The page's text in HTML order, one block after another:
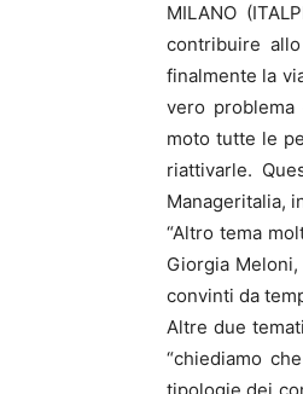
MILANO
contribuire
finalmente la
vero
moto tutte le
riattivarle.
Manageritalia,
“Altro tema
Giorgia
convinti da
Altre due
“chiediamo